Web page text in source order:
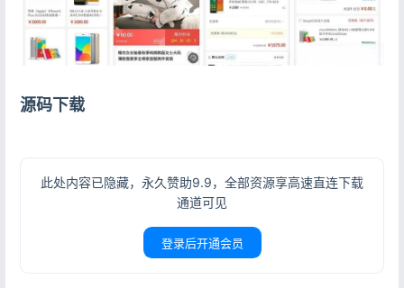
源码下载
此处内容已隐藏，永久赞助9.9，全部资源享高速直连下载
通道可见
登录后开通会员